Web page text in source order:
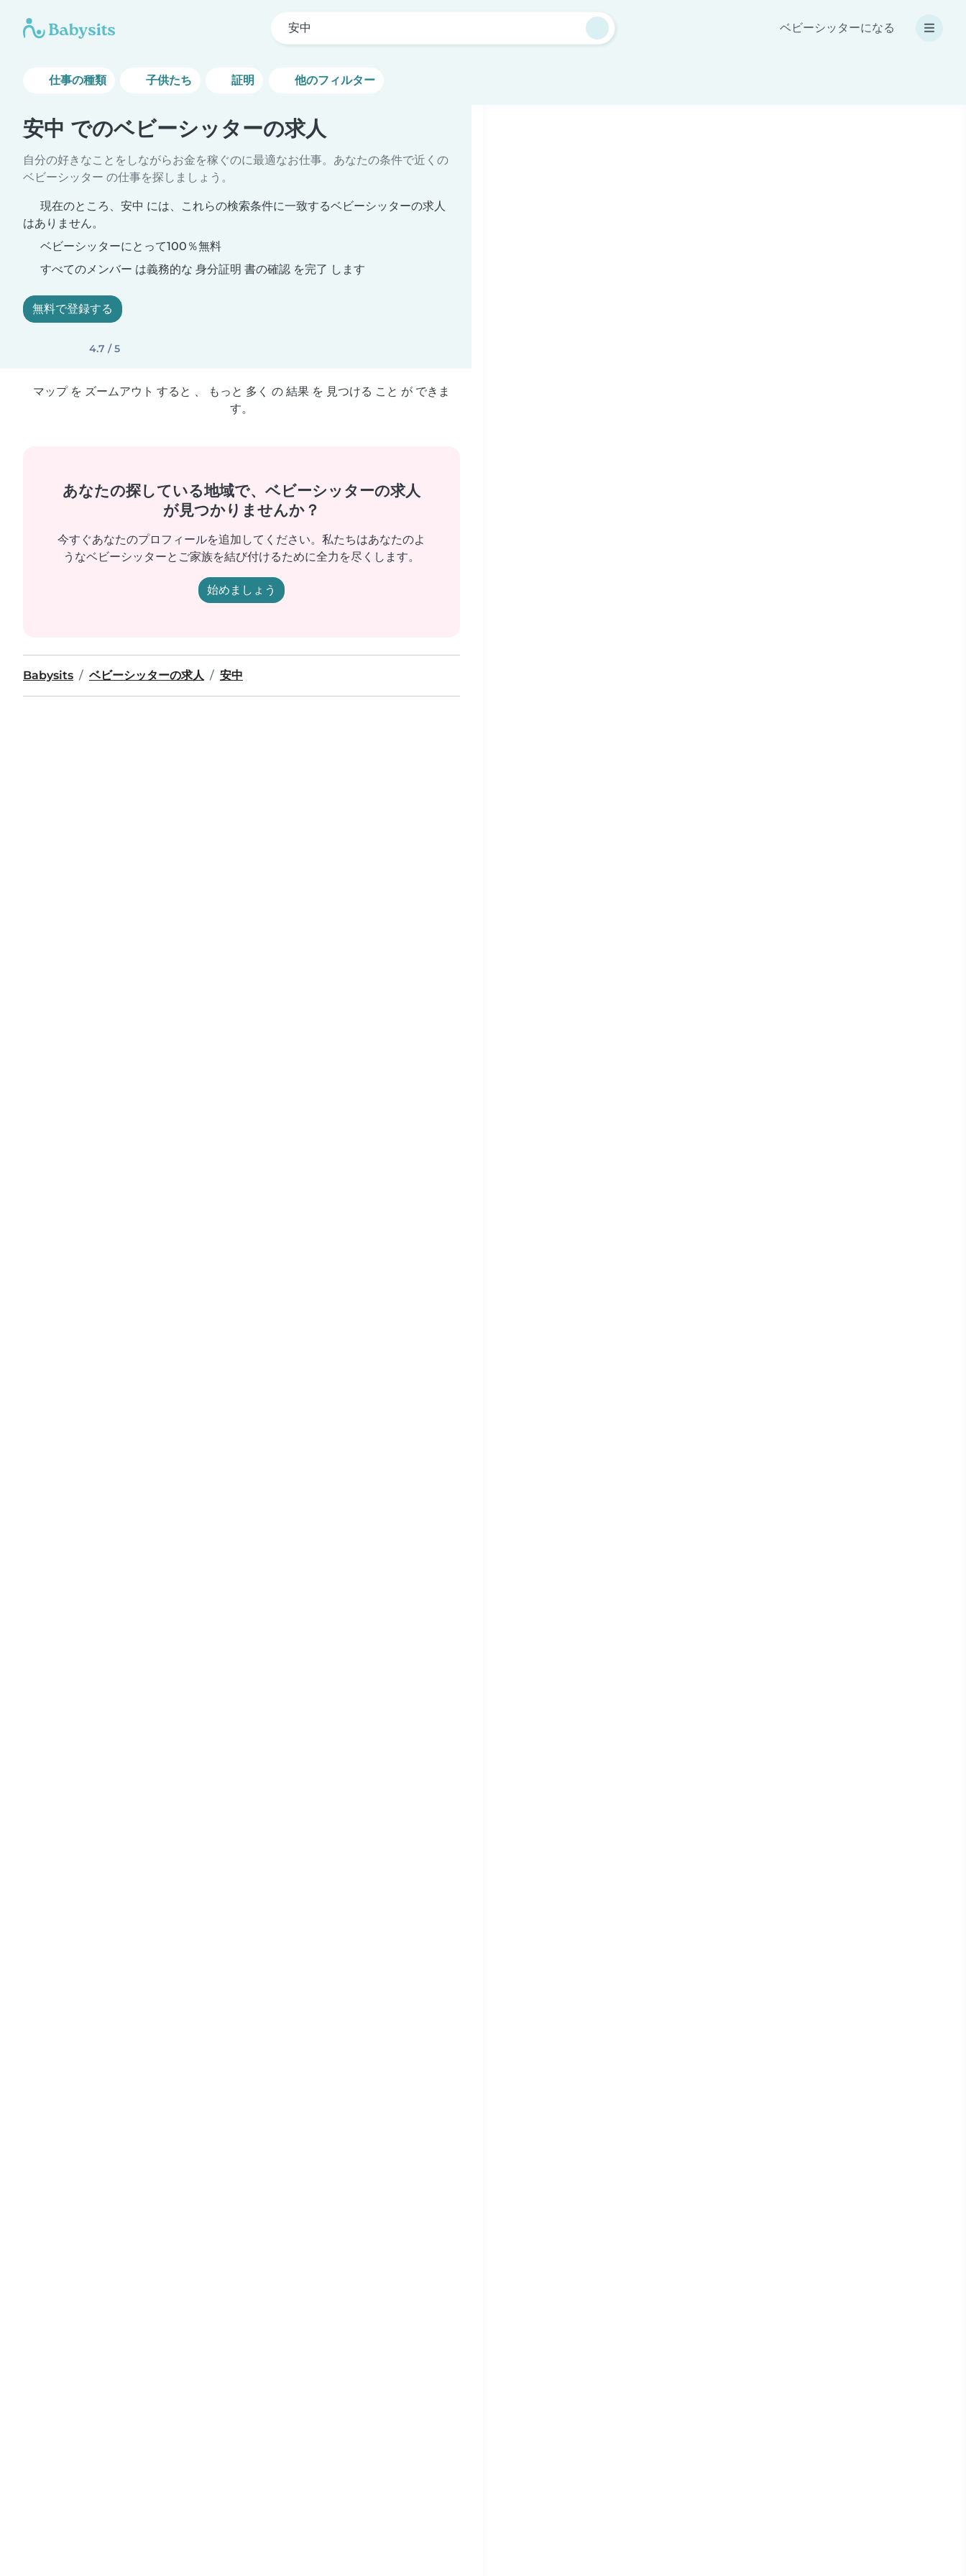
安中 ベビーシッターになる
仕事の種類 子供たち 証明 他のフィルター
安中 でのベビーシッターの求人
自分の好きなことをしながらお金を稼ぐのに最適なお仕事。あなたの条件で近くの
ベビーシッター の仕事を探しましょう。
現在のところ、安中 には、これらの検索条件に一致するベビーシッターの求人
はありません。
ベビーシッターにとって100％無料
すべてのメンバー は義務的な 身分証明 書の確認 を完了 します
無料で登録する
4.7 / 5
マップ を ズームアウト すると 、 もっと 多く の 結果 を 見つける こと が できま
す。
あなたの探している地域で、ベビーシッターの求人
が見つかりませんか？
今すぐあなたのプロフィールを追加してください。私たちはあなたのよ
うなベビーシッターとご家族を結び付けるために全力を尽くします。
始めましょう
Babysits ベビーシッターの求人 安中